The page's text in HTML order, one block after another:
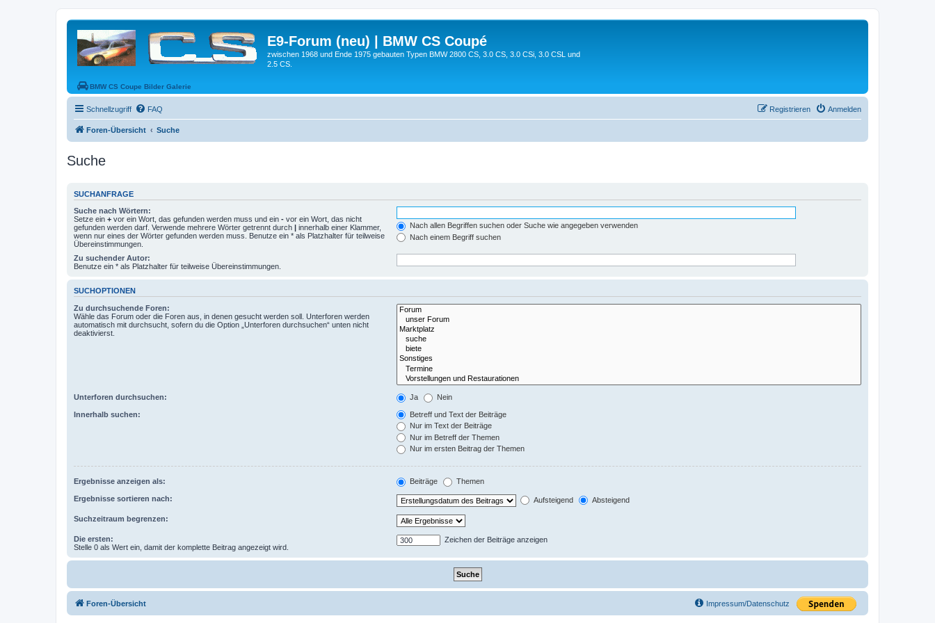
E9-Forum (neu) | BMW CS Coupé
zwischen 1968 und Ende 1975 gebauten Typen BMW 2800 CS, 3.0 CS, 3.0 CSi, 3.0 CSL und
2.5 CS.
BMW CS Coupe Bilder Galerie
Schnellzugriff FAQ Anmelden
Registrieren
Foren-Übersicht Suche
Suche
SUCHANFRAGE
Suche nach Wörtern:
Setze ein + vor ein Wort, das gefunden werden muss und ein - vor ein Wort, das nicht
gefunden werden darf. Verwende mehrere Wörter getrennt durch | innerhalb einer Klammer,
wenn nur eines der Wörter gefunden werden muss. Benutze ein * als Platzhalter für teilweise
Übereinstimmungen.
Nach allen Begriffen suchen oder Suche wie angegeben verwenden
Nach einem Begriff suchen
Zu suchender Autor:
Benutze ein * als Platzhalter für teilweise Übereinstimmungen.
SUCHOPTIONEN
Zu durchsuchende Foren:
Wähle das Forum oder die Foren aus, in denen gesucht werden soll. Unterforen werden
automatisch mit durchsucht, sofern du die Option „Unterforen durchsuchen“ unten nicht
deaktivierst.
Unterforen durchsuchen: Ja Nein
Innerhalb suchen:
Betreff und Text der Beiträge
Nur im Text der Beiträge
Nur im Betreff der Themen
Nur im ersten Beitrag der Themen
Ergebnisse anzeigen als: Beiträge Themen
Ergebnisse sortieren nach: Aufsteigend Absteigend
Suchzeitraum begrenzen:
Die ersten:
Stelle 0 als Wert ein, damit der komplette Beitrag angezeigt wird.
Zeichen der Beiträge anzeigen
Foren-Übersicht Impressum/Datenschutz